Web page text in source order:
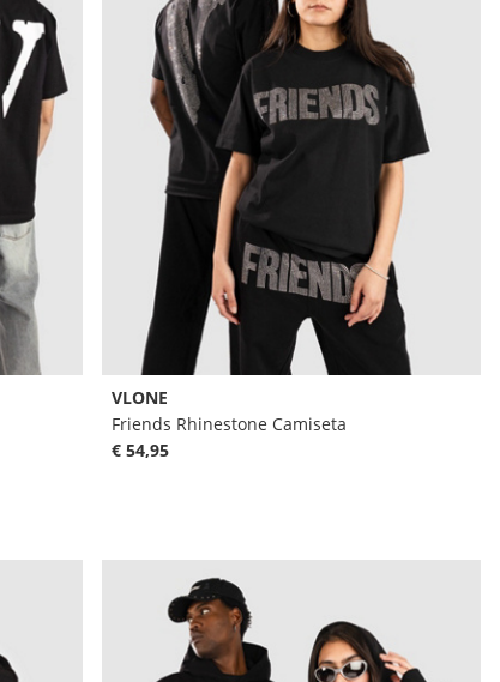
VLONE
Friends Rhinestone Camiseta
€ 54,95